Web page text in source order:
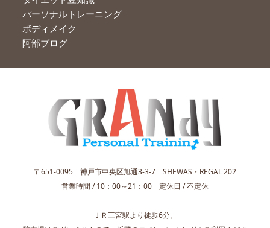
パーソナルトレーニング
ボディメイク
阿部ブログ
〒651-0095 神戸市中央区旭通3-3-7 SHEWAS・REGAL 202
営業時間 / 10：00～21：00 定休日 / 不定休
ＪＲ三宮駅より徒歩6分。